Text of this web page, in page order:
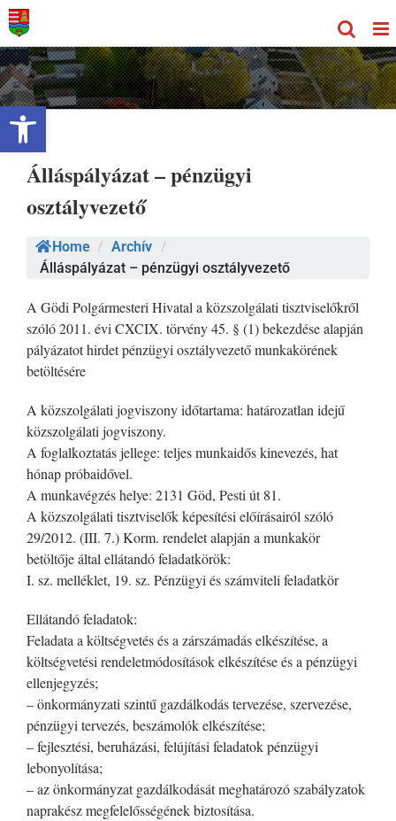
Eszköztár megnyitása
Kihagyás
Álláspályázat – pénzügyi
osztályvezető
Home / Archív /
Álláspályázat – pénzügyi osztályvezető
A Gödi Polgármesteri Hivatal a közszolgálati tisztviselőkről
szóló 2011. évi CXCIX. törvény 45. § (1) bekezdése alapján
pályázatot hirdet pénzügyi osztályvezető munkakörének
betöltésére
A közszolgálati jogviszony időtartama: határozatlan idejű
közszolgálati jogviszony.
A foglalkoztatás jellege: teljes munkaidős kinevezés, hat
hónap próbaidővel.
A munkavégzés helye: 2131 Göd, Pesti út 81.
A közszolgálati tisztviselők képesítési előírásairól szóló
29/2012. (III. 7.) Korm. rendelet alapján a munkakör
betöltője által ellátandó feladatkörök:
I. sz. melléklet, 19. sz. Pénzügyi és számviteli feladatkör
Ellátandó feladatok:
Feladata a költségvetés és a zárszámadás elkészítése, a
költségvetési rendeletmódosítások elkészítése és a pénzügyi
ellenjegyzés;
– önkormányzati szintű gazdálkodás tervezése, szervezése,
pénzügyi tervezés, beszámolók elkészítése;
– fejlesztési, beruházási, felújítási feladatok pénzügyi
lebonyolítása;
– az önkormányzat gazdálkodását meghatározó szabályzatok
naprakész megfelelősségének biztosítása.